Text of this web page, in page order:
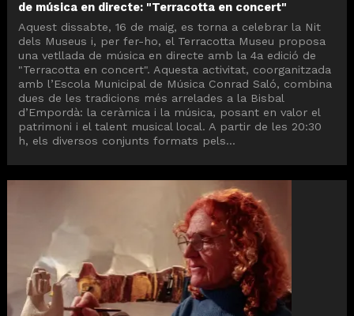
de música en directe: "Terracotta en concert"
Aquest dissabte, 16 de maig, es torna a celebrar la Nit
dels Museus i, per fer-ho, el Terracotta Museu proposa
una vetllada de música en directe amb la 4a edició de
"Terracotta en concert". Aquesta activitat, coorganitzada
amb l’Escola Municipal de Música Conrad Saló, combina
dues de les tradicions més arrelades a la Bisbal
d’Empordà: la ceràmica i la música, posant en valor el
patrimoni i el talent musical local. A partir de les 20:30
h, els diversos conjunts formats pels...